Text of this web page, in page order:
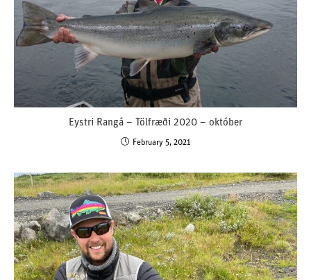
Eystri Rangá – Tölfræði 2020 – október
February 5, 2021